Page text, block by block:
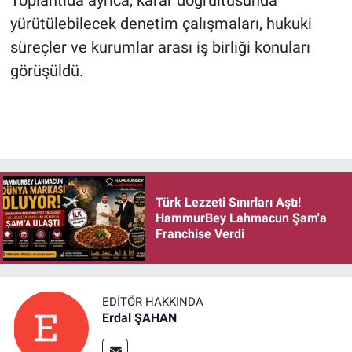
yürütülebilecek denetim çalışmaları, hukuki
süreçler ve kurumlar arası iş birliği konuları
görüşüldü.
Türk Lezzeti Sınırları Aştı!
HammurBey Lahmacun Şam'a
Franchise Verdi
EDITÖR HAKKINDA
Erdal ŞAHAN